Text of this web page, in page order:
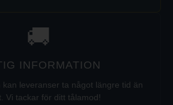
🚚
INFORMATION
kan leveranser ta något längre tid än
Vi tackar för ditt tålamod!